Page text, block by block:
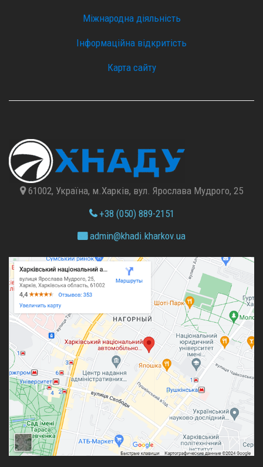
Міжнародна діяльність
Інформаційна відкритість
Карта сайту
61002, Україна, м.Харків, вул. Ярослава Мудрого, 25
+38 (050) 889-2151
admin@khadi.kharkov.ua